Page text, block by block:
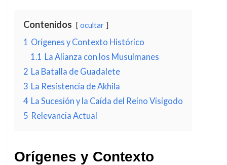
Contenidos ocultar
1 Orígenes y Contexto Histórico
1.1 La Alianza con los Musulmanes
2 La Batalla de Guadalete
3 La Resistencia de Akhila
4 La Sucesión y la Caída del Reino Visigodo
5 Relevancia Actual
Orígenes y Contexto